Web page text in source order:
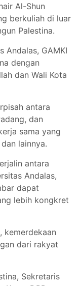
Al-Shun
berkuliah di luar
Palestina.
Andalas, GAMKI
dengan
dan Wali Kota
antara
dan
sama yang
lainnya.
antara
Andalas,
dapat
lebih kongkret
kemerdekaan
dari rakyat
Sekretaris